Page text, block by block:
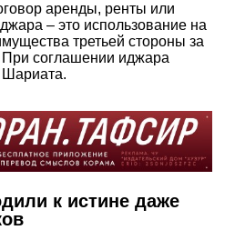
аренды, ренты или
– это использование на
третьей стороны за
При соглашении иджара
Шариата.
к истине даже